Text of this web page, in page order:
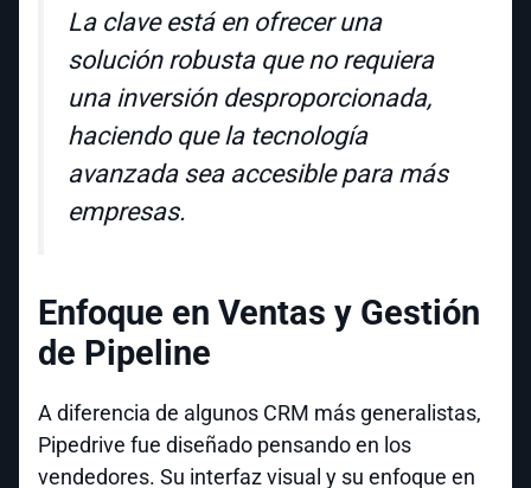
La clave está en ofrecer una
solución robusta que no requiera
una inversión desproporcionada,
haciendo que la tecnología
avanzada sea accesible para más
empresas.
Enfoque en Ventas y Gestión
de Pipeline
A diferencia de algunos CRM más generalistas,
Pipedrive fue diseñado pensando en los
vendedores. Su interfaz visual y su enfoque en